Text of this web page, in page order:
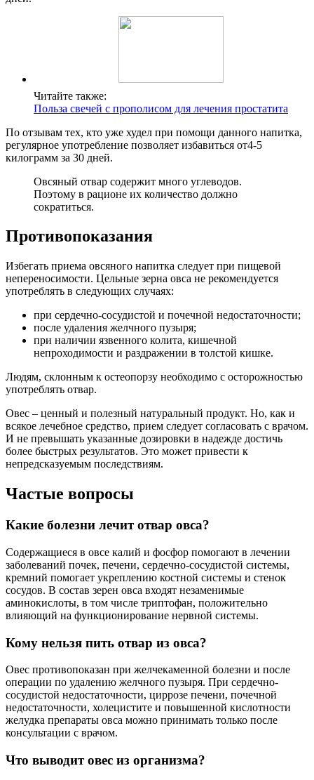
Читайте также:
Польза свечей с прополисом для лечения простатита
По отзывам тех, кто уже худел при помощи данного напитка,
регулярное употребление позволяет избавиться от4-5
килограмм за 30 дней.
Овсяный отвар содержит много углеводов.
Поэтому в рационе их количество должно
сократиться.
Противопоказания
Избегать приема овсяного напитка следует при пищевой
непереносимости. Цельные зерна овса не рекомендуется
употреблять в следующих случаях:
при сердечно-сосудистой и почечной недостаточности;
после удаления желчного пузыря;
при наличии язвенного колита, кишечной
непроходимости и раздражении в толстой кишке.
Людям, склонным к остеопорзу необходимо с осторожностью
употреблять отвар.
Овес – ценный и полезный натуральный продукт. Но, как и
всякое лечебное средство, прием следует согласовать с врачом.
И не превышать указанные дозировки в надежде достичь
более быстрых результатов. Это может привести к
непредсказуемым последствиям.
Частые вопросы
Какие болезни лечит отвар овса?
Содержащиеся в овсе калий и фосфор помогают в лечении
заболеваний почек, печени, сердечно-сосудистой системы,
кремний помогает укреплению костной системы и стенок
сосудов. В состав зерен овса входят незаменимые
аминокислоты, в том числе триптофан, положительно
влияющий на функционирование нервной системы.
Кому нельзя пить отвар из овса?
Овес противопоказан при желчекаменной болезни и после
операции по удалению желчного пузыря. При сердечно-
сосудистой недостаточности, циррозе печени, почечной
недостаточности, холецистите и повышенной кислотности
желудка препараты овса можно принимать только после
консультации с врачом.
Что выводит овес из организма?